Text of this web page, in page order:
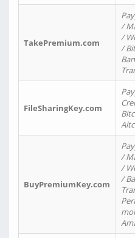
TakePremium.com
/
/
/
FileSharingKey.com
BuyPremiumKey.com
/
/
/